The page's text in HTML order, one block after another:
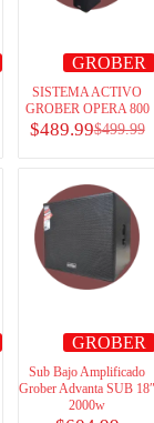
GROBER
SISTEMA ACTIVO
GROBER OPERA 800
$499.99
$489.99
GROBER
Sub Bajo Amplificado
Grober Advanta SUB 18″
2000w